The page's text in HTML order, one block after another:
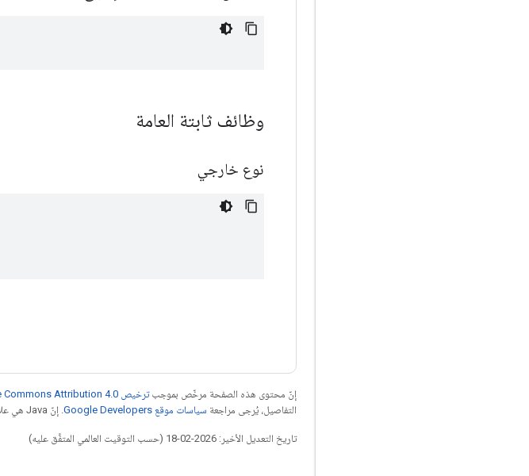
وظائف ثابتة العامة
نوع خارجي
إنّ محتوى هذه الصفحة مرخّص بموجبترخيص Creative Commons Attribution 4.0‏
التفاصيل، يُرجى مراجعة سياسات موقع Google Developers‏ . إنّ Java هي علامة تجارية مسجَّلة لشركة Oracle و/أو شركائها التابعين.
تاريخ التعديل الأخير: 2026-02-18 (حسب التوقيت العالمي المتفَّق عليه)